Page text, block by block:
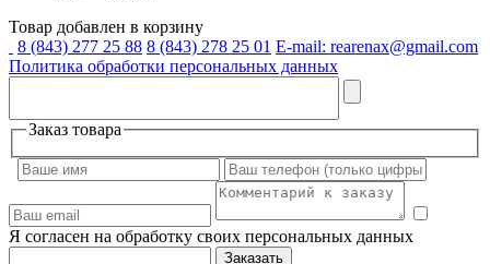
Товар добавлен в корзину
8 (843) 277 25 88 8 (843) 278 25 01 E-mail: rearenax@gmail.com
Политика обработки персональных данных
Заказ товара
Я согласен на обработку своих персональных данных
Заказать